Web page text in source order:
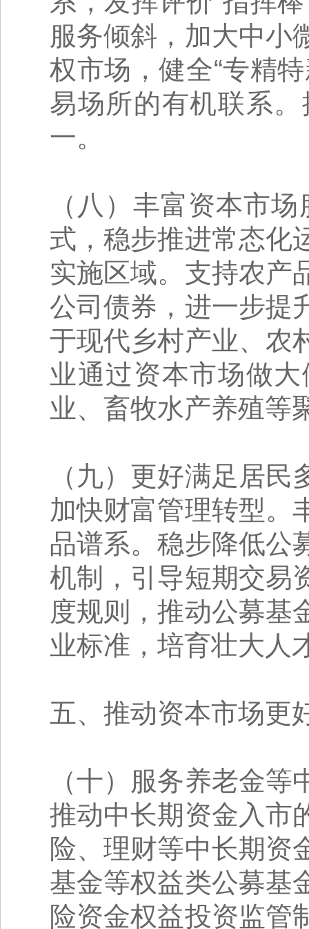
服务倾斜，加大中小
权市场，健全“专精
易场所的有机联系
一。
（八）丰富资本市
式，稳步推进常态化
实施区域。支持农产
公司债券，进一步提
于现代乡村产业、农
业通过资本市场做
业、畜牧水产养殖等
（九）更好满足居
加快财富管理转型。
品谱系。稳步降低公
机制，引导短期交易
度规则，推动公募基
业标准，培育壮大人
五、推动资本市场更
（十）服务养老金
推动中长期资金入市
险、理财等中长期资
基金等权益类公募基
险资金权益投资监管